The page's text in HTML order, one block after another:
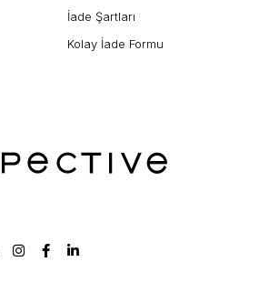
İade Şartları
Kolay İade Formu